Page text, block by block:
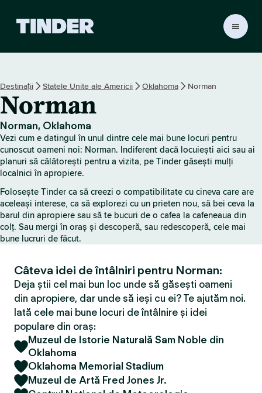
T
e
r
Destinații Statele Unite ale Americii Oklahoma Norman
Norman
Norman, Oklahoma
Vezi cum e datingul în unul dintre cele mai bune locuri pentru
cunoscut oameni noi: Norman. Indiferent dacă locuiești aici sau ai
planuri să călătorești pentru a vizita, pe Tinder găsești mulți
localnici în apropiere.
Folosește Tinder ca să creezi o compatibilitate cu cineva care are
aceleași interese, ca să explorezi cu un prieten nou, să bei ceva la
barul din apropiere sau să te bucuri de o cafea la cafeneaua din
colț. Sau mergi în oraș și descoperă, sau redescoperă, cele mai
bune lucruri de făcut.
Câteva idei de întâlniri pentru Norman:
Deja știi cel mai bun loc unde să găsești oameni
din apropiere, dar unde să ieși cu ei? Te ajutăm noi.
Iată cele mai bune locuri de întâlnire și idei
populare din oraș:
Muzeul de Istorie Naturală Sam Noble din
Oklahoma
Oklahoma Memorial Stadium
Muzeul de Artă Fred Jones Jr.